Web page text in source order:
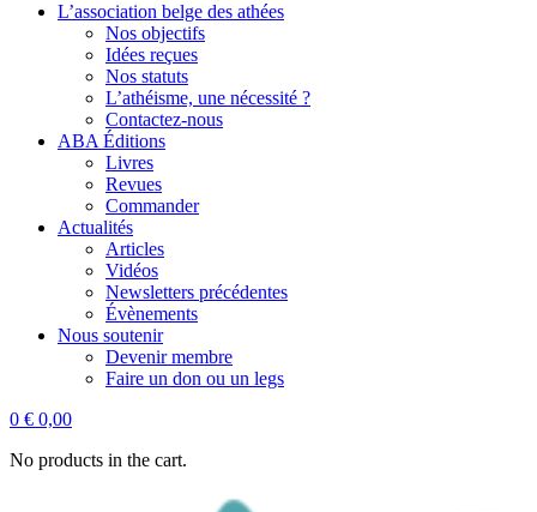
L’association belge des athées
Nos objectifs
Idées reçues
Nos statuts
L’athéisme, une nécessité ?
Contactez-nous
ABA Éditions
Livres
Revues
Commander
Actualités
Articles
Vidéos
Newsletters précédentes
Évènements
Nous soutenir
Devenir membre
Faire un don ou un legs
0 € 0,00
No products in the cart.